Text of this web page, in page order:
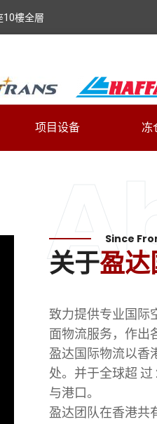
10樓全層
项目设备 冻
Since
关于盈
致力提供专业国际
面物流服务，作出
盈达国际物流以香
处。并于全球超
与港口。
盈达团队在香港共